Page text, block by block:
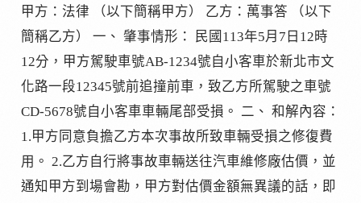
甲方：法律 （以下簡稱甲方） 乙方：萬事答 （以下
簡稱乙方） 一、 肇事情形： 民國113年5月7日12時
12分，甲方駕駛車號AB-1234號自小客車於新北市文
化路一段12345號前追撞前車，致乙方所駕駛之車號
CD-5678號自小客車車輛尾部受損。 二、 和解內容：
1.甲方同意負擔乙方本次事故所致車輛受損之修復費
用。 2.乙方自行將事故車輛送往汽車維修廠估價，並
通知甲方到場會勘，甲方對估價金額無異議的話，即